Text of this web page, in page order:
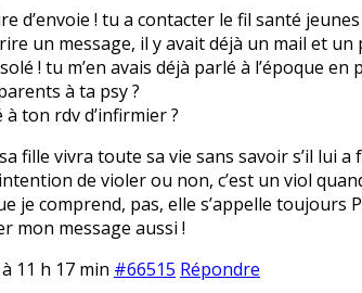
d’envoie ! tu a contacter le fil santé jeunes
un message, il y avait déjà un mail et
! tu m’en avais déjà parlé à l’époque
à ta psy ?
à ton rdv d’infirmier ?
fille vivra toute sa vie sans savoir s’il lui a
de violer ou non, c’est un viol
je comprend, pas, elle s’appelle toujours
mon message aussi !
11 h 17 min #66515 Répondre